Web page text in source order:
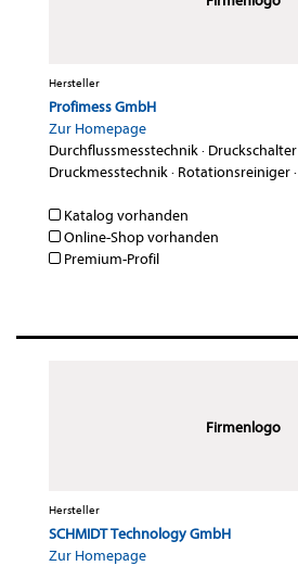
Hersteller
Profimess GmbH
Zur Homepage
Durchflussmesstechnik· Druckschalter
Druckmesstechnik· Rotationsreiniger·
Katalog vorhanden
Online-Shop vorhanden
Premium-Profil
Firmenlogo
Hersteller
SCHMIDT Technology GmbH
Zur Homepage